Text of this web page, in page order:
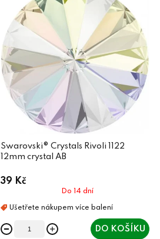
Swarovski® Crystals Rivoli 1122
12mm crystal AB
39 Kč
Do 14 dní
DO KOŠÍKU